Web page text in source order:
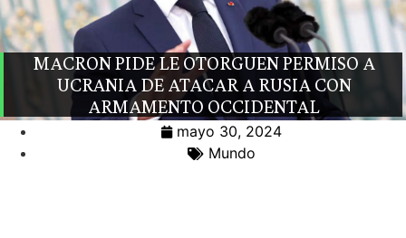
MACRON PIDE LE OTORGUEN PERMISO A
UCRANIA DE ATACAR A RUSIA CON
ARMAMENTO OCCIDENTAL
mayo 30, 2024
Mundo